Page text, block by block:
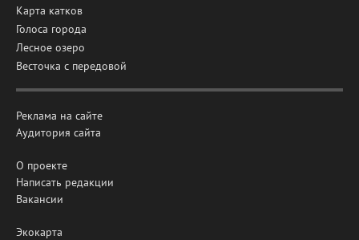
Карта катков
Голоса города
Лесное озеро
Весточка с передовой
Реклама на сайте
Аудитория сайта
О проекте
Написать редакции
Вакансии
Экокарта